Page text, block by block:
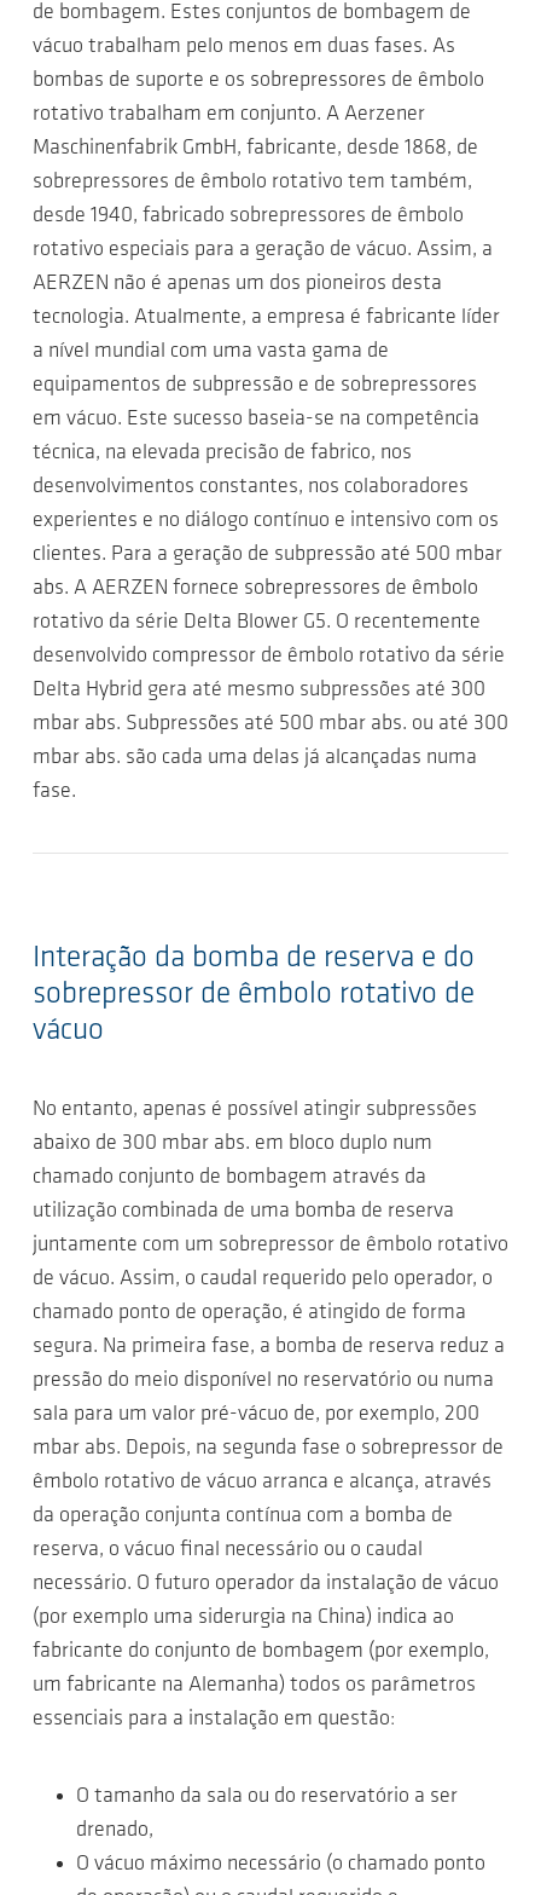
de bombagem. Estes conjuntos de bombagem de
vácuo trabalham pelo menos em duas fases. As
bombas de suporte e os sobrepressores de êmbolo
rotativo trabalham em conjunto. A Aerzener
Maschinenfabrik GmbH, fabricante, desde 1868, de
sobrepressores de êmbolo rotativo tem também,
desde 1940, fabricado sobrepressores de êmbolo
rotativo especiais para a geração de vácuo. Assim, a
AERZEN não é apenas um dos pioneiros desta
tecnologia. Atualmente, a empresa é fabricante líder
a nível mundial com uma vasta gama de
equipamentos de subpressão e de sobrepressores
em vácuo. Este sucesso baseia-se na competência
técnica, na elevada precisão de fabrico, nos
desenvolvimentos constantes, nos colaboradores
experientes e no diálogo contínuo e intensivo com os
clientes. Para a geração de subpressão até 500 mbar
abs. A AERZEN fornece sobrepressores de êmbolo
rotativo da série Delta Blower G5. O recentemente
desenvolvido compressor de êmbolo rotativo da série
Delta Hybrid gera até mesmo subpressões até 300
mbar abs. Subpressões até 500 mbar abs. ou até 300
mbar abs. são cada uma delas já alcançadas numa
fase.
Interação da bomba de reserva e do
sobrepressor de êmbolo rotativo de
vácuo
No entanto, apenas é possível atingir subpressões
abaixo de 300 mbar abs. em bloco duplo num
chamado conjunto de bombagem através da
utilização combinada de uma bomba de reserva
juntamente com um sobrepressor de êmbolo rotativo
de vácuo. Assim, o caudal requerido pelo operador, o
chamado ponto de operação, é atingido de forma
segura. Na primeira fase, a bomba de reserva reduz a
pressão do meio disponível no reservatório ou numa
sala para um valor pré-vácuo de, por exemplo, 200
mbar abs. Depois, na segunda fase o sobrepressor de
êmbolo rotativo de vácuo arranca e alcança, através
da operação conjunta contínua com a bomba de
reserva, o vácuo final necessário ou o caudal
necessário. O futuro operador da instalação de vácuo
(por exemplo uma siderurgia na China) indica ao
fabricante do conjunto de bombagem (por exemplo,
um fabricante na Alemanha) todos os parâmetros
essenciais para a instalação em questão:
O tamanho da sala ou do reservatório a ser
drenado,
O vácuo máximo necessário (o chamado ponto